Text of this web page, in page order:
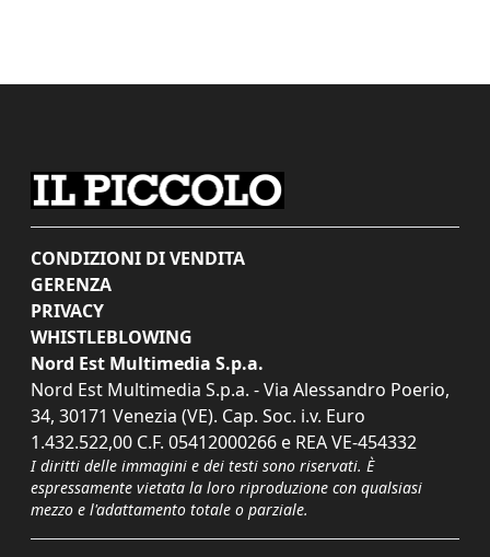
CONDIZIONI DI VENDITA
GERENZA
PRIVACY
WHISTLEBLOWING
Nord Est Multimedia S.p.a.
Nord Est Multimedia S.p.a. - Via Alessandro Poerio,
34, 30171 Venezia (VE). Cap. Soc. i.v. Euro
1.432.522,00 C.F. 05412000266 e REA VE-454332
I diritti delle immagini e dei testi sono riservati. È
espressamente vietata la loro riproduzione con qualsiasi
mezzo e l'adattamento totale o parziale.